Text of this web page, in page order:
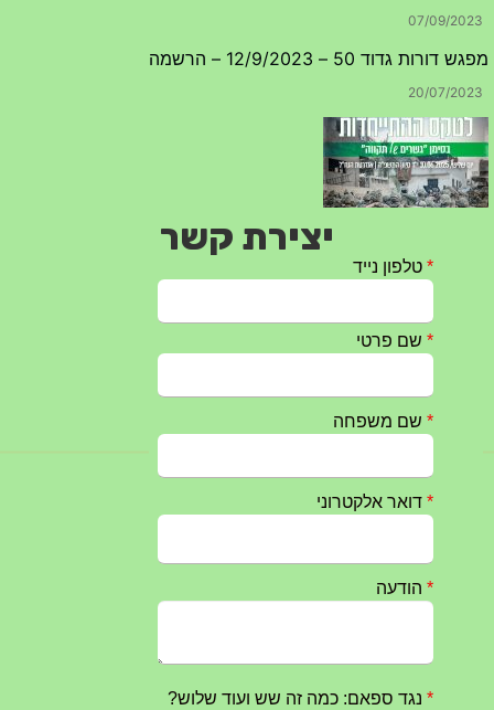
מפגש דורות גדוד 50 – 12/9/2023 – הרשמה
20/07/2023
טקס ההתיחדות עם החללים לשנת 2025 – 10 יוני 2025
מופע הגבעטרון ב 10.10.2024 נדחה בשל המצב הבטחוני
חרבות ברזל – הודעה 1 – 14.10.2023
יצירת קשר